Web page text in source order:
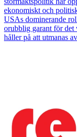
ekonomiskt och
USAs dominerande
orubblig garant för det
håller på att utmanas